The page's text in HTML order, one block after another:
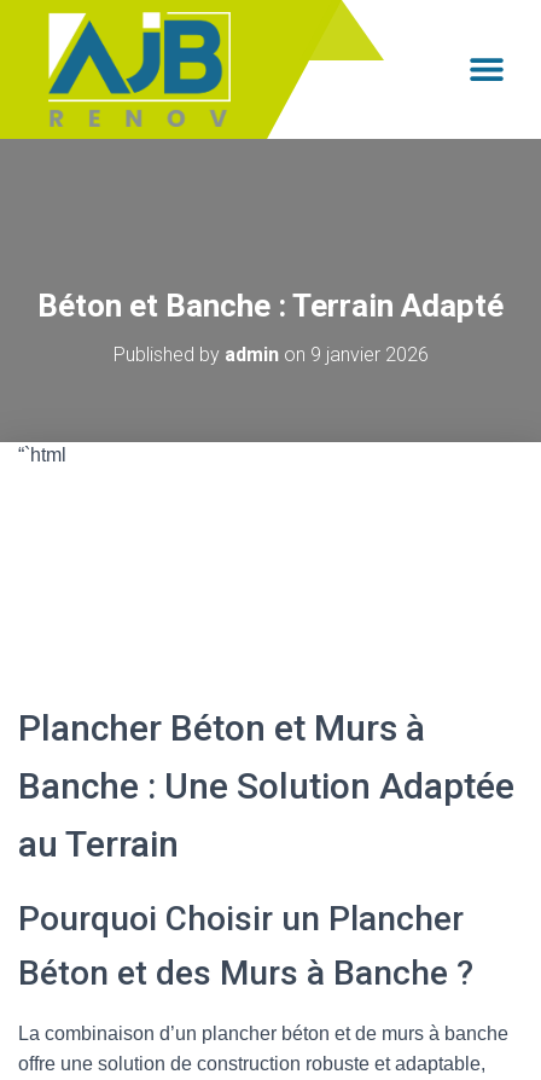
Béton et Banche : Terrain Adapté
Published by adminon 9 janvier 2026
“`html
Plancher Béton et Murs à
Banche : Une Solution Adaptée
au Terrain
Pourquoi Choisir un Plancher
Béton et des Murs à Banche ?
La combinaison d’un plancher béton et de murs à banche
offre une solution de construction robuste et adaptable,